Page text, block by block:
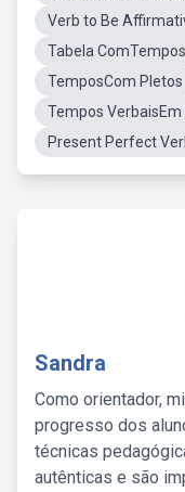
Verb to Be
Tabela
TemposCom Pletos
Tempos VerbaisEm
Present Perfect
Sandra
Como orientador,
progresso dos
técnicas
autênticas e são